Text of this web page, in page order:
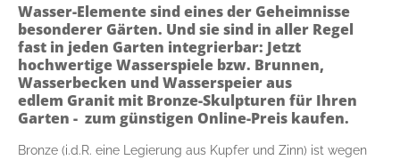
Wasser-Elemente sind eines der Geheimnisse
besonderer Gärten. Und sie sind in aller Regel
fast in jeden Garten integrierbar: Jetzt
hochwertige Wasserspiele bzw. Brunnen,
Wasserbecken und Wasserspeier aus
edlem Granit mit Bronze-Skulpturen für Ihren
Garten - zum günstigen Online-Preis kaufen.
Bronze (i.d.R. eine Legierung aus Kupfer und Zinn) ist wegen